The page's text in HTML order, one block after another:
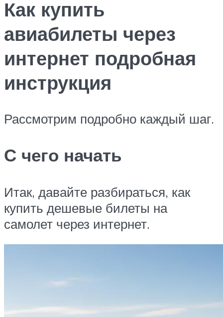
Как купить
авиабилеты через
интернет подробная
инструкция
Рассмотрим подробно каждый шаг.
С чего начать
Итак, давайте разбираться, как
купить дешевые билеты на
самолет через интернет.